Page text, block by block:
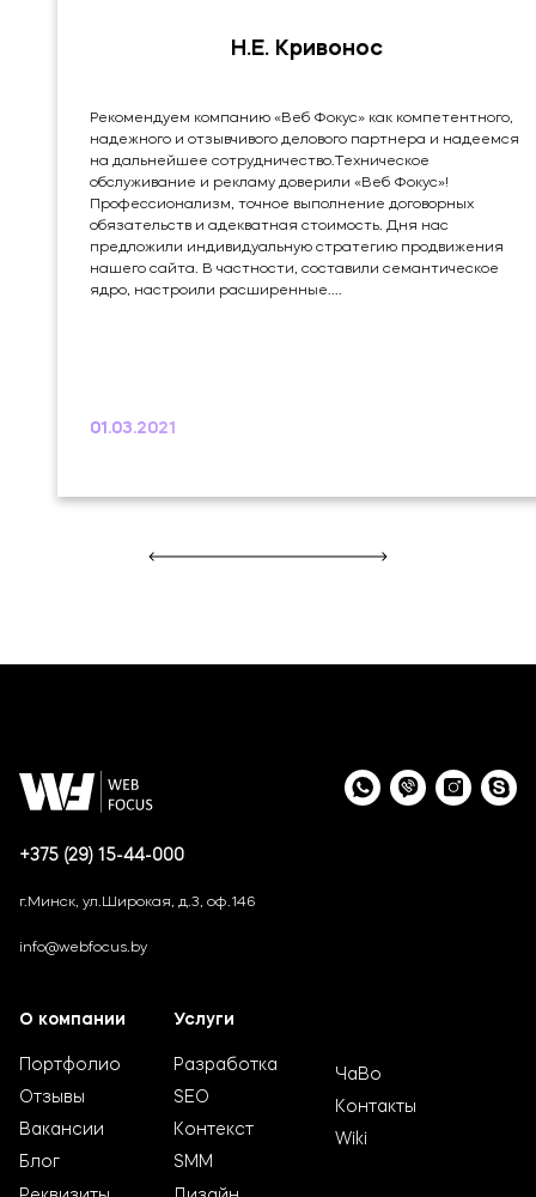
Н.Е. Кривонос
Рекомендуем компанию «Веб Фокус» как компетентного,
надежного и отзывчивого делового партнера и надеемся
на дальнейшее сотрудничество.Техническое
обслуживание и рекламу доверили «Веб Фокус»!
Профессионализм, точное выполнение договорных
обязательств и адекватная стоимость. Дня нас
предложили индивидуальную стратегию продвижения
нашего сайта. В частности, составили семантическое
ядро, настроили расширенные....
01.03.2021
+375 (29) 15-44-000
г.Минск, ул.Широкая, д.3, оф.146
info@webfocus.by
О компании
Портфолио
Отзывы
Вакансии
Блог
Услуги
Разработка
SEO
Контекст
SMM
ЧаВо
Контакты
Wiki